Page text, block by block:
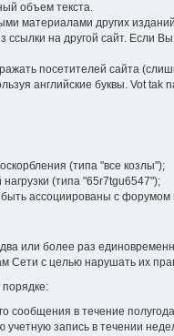
объем текста.
материалами других
ссылки на другой сайт. Если
посетителей сайта
английские буквы. Vot
(типа "все козлы");
(типа "65r7tgu6547");
быть ассоциированы с
или более раз
с целью нарушать их
сообщения в течение
учетную запись в течении